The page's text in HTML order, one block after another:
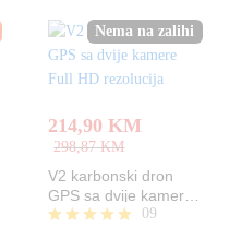
Nema na zalihi
214,90KM
298,87KM
V2 karbonski dron
GPS sa dvije kamere
Full HD rezolucija
09